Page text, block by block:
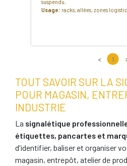
suspendu.
Usage : racks, allées, zones
< 1
TOUT SAVOIR SUR LA
POUR MAGASIN,
INDUSTRIE
La signalétique
étiquettes, pancartes et
d'identifier, baliser et organiser
magasin, entrepôt, atelier de